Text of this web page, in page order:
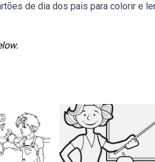
de dia dos pais para colorir e